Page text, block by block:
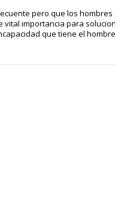
pero que los
importancia para
que tiene el